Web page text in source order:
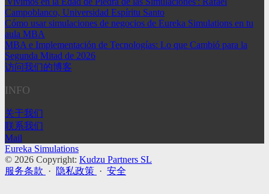
Campoblanco, Universidad Espíritu Santo
Cómo usar simulaciones de negocios de Eureka Simulations en tu
aula MBA
MBA e Implementación de Tecnologías: Lo que Cambió para la
Segunda Mitad de 2026
访问我们的博客
INFO
关于我们
联系我们
Mail
Eureka Simulations
© 2026 Copyright: Kudzu Partners SL
服务条款 · 隐私政策 · 安全